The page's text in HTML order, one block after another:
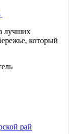
лучших
который
рай